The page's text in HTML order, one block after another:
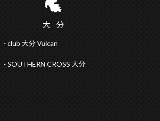
大分
club 大分 Vulcan
SOUTHERN CROSS 大分